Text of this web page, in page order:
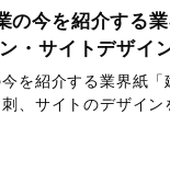
の今を紹介する
・サイトデザイ
を紹介する業界紙「
、サイトのデザイン